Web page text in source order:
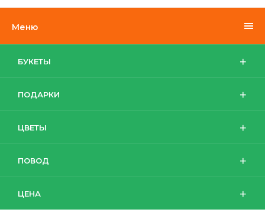
Меню
БУКЕТЫ
ПОДАРКИ
ЦВЕТЫ
ПОВОД
ЦЕНА